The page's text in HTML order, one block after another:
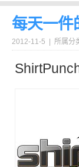
每天一
2012-11-5 | 所属分